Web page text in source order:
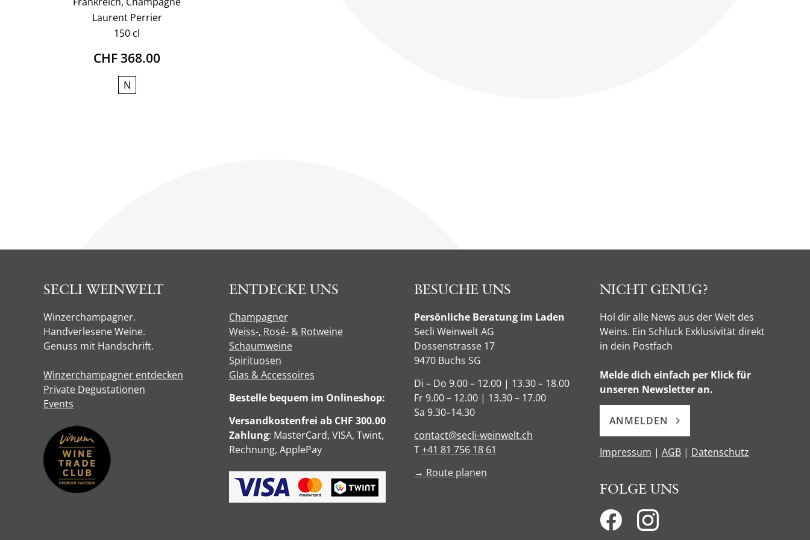
Laurent Perrier
150 cl
CHF 368.00
N
SECLI WEINWELT
Winzerchampagner.
Handverlesene Weine.
Genuss mit Handschrift.
Winzerchampagner entdecken
Private Degustationen
Events
ENTDECKE UNS
Champagner
Weiss-, Rosé- & Rotweine
Schaumweine
Spirituosen
Glas & Accessoires
Bestelle bequem im Onlineshop:
Versandkostenfrei ab CHF 300.00
Zahlung: MasterCard, VISA, Twint,
Rechnung, ApplePay
BESUCHE UNS
Persönliche Beratung im Laden
Secli Weinwelt AG
Dossenstrasse 17
9470 Buchs SG
Di – Do 9.00 – 12.00 | 13.30 – 18.00
Fr 9.00 – 12.00 | 13.30 – 17.00
Sa 9.30–14.30
contact@secli-weinwelt.ch
T+41 81 756 18 61
→ Route planen
NICHT GENUG?
Hol dir alle News aus der Welt des
Weins. Ein Schluck Exklusivität direkt
in dein Postfach
Melde dich einfach per Klick für
unseren Newsletter an.
ANMELDEN
Impressum | AGB| Datenschutz
FOLGE UNS